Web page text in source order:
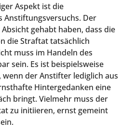
Aspekt ist die
Anstiftungsversuchs. Der
gehabt haben, dass die
die Straftat tatsächlich
muss im Handeln des
sein. Es ist beispielsweise
der Anstifter lediglich aus
Hintergedanken eine
bringt. Vielmehr muss der
zu initiieren, ernst gemeint